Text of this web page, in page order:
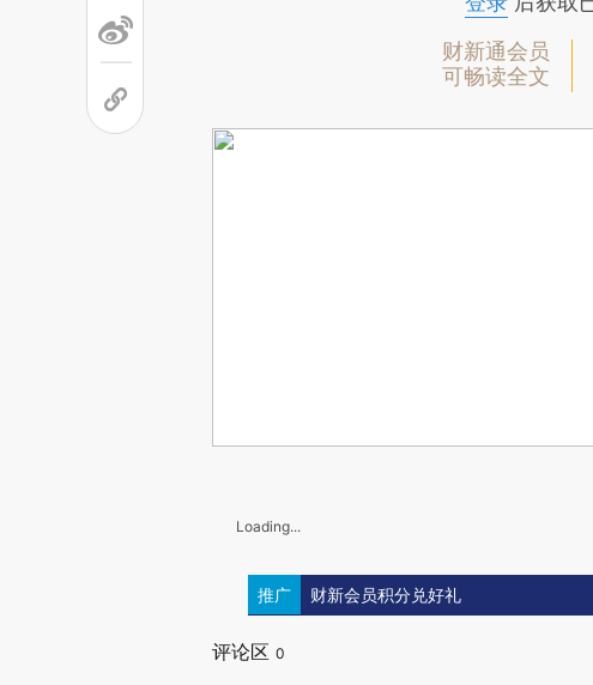
财新通会员
可畅读全文
Loading...
推广 财新会员积分兑好礼
评论区 0